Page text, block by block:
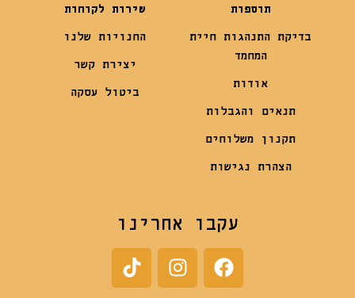
תוספות
בדיקת התנהגות חיית
המחמד
אודות
תנאים והגבלות
תקנון משלוחים
הצהרת נגישות
שירות לקוחות
החנויות שלנו
יצירת קשר
ביטול עסקה
עקבו אחרינו